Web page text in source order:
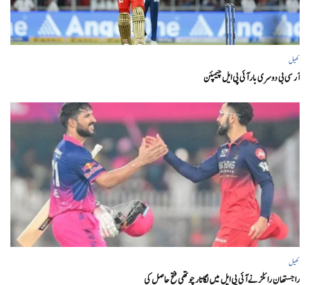
کھیل
آر سی بی دوسری بار آئی پی ایل چیمپئن
کھیل
راجستھان رائلز نے آئی پی ایل میں لگاتار چوتھی فتح حاصل کی